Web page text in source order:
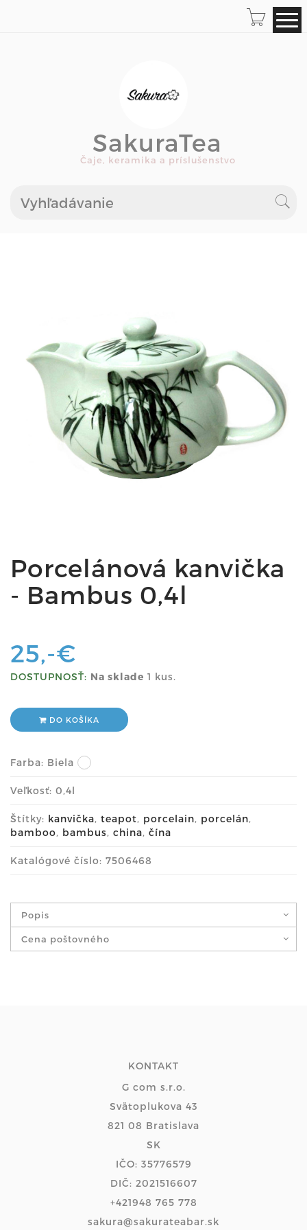
SakuraTea
Čaje, keramika a príslušenstvo
Porcelánová kanvička
- Bambus 0,4l
25,-€
DOSTUPNOSŤ: Na sklade 1 kus.
DO KOŠÍKA
Farba: Biela
Veľkosť: 0,4l
Štítky: kanvička, teapot, porcelain, porcelán,
bamboo, bambus, china, čína
Katalógové číslo: 7506468
Popis
Cena poštovného
KONTAKT
G com s.r.o.
Svätoplukova 43
821 08 Bratislava
SK
IČO: 35776579
DIČ: 2021516607
+421948 765 778
sakura@sakurateabar.sk